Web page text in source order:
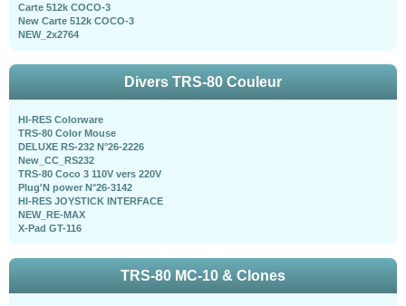
Carte 512k COCO-3
New Carte 512k COCO-3
NEW_2x2764
Divers TRS-80 Couleur
HI-RES Colorware
TRS-80 Color Mouse
DELUXE RS-232 N°26-2226
New_CC_RS232
TRS-80 Coco 3 110V vers 220V
Plug'N power N°26-3142
HI-RES JOYSTICK INTERFACE
NEW_RE-MAX
X-Pad GT-116
TRS-80 MC-10 & Clones